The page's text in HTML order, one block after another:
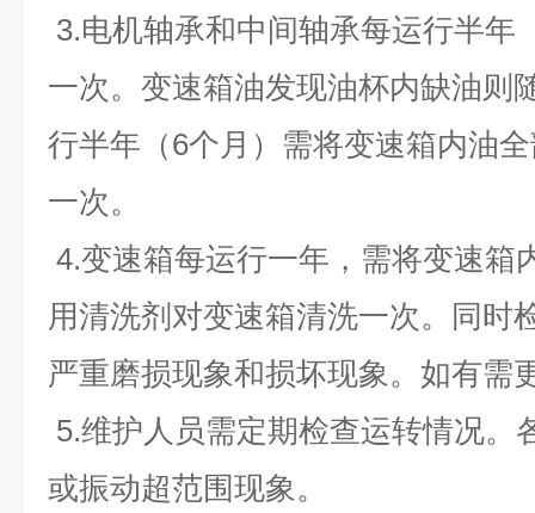
3.电机轴承和中间轴承每运行半年
一次。变速箱油发现油杯内缺油则
行半年（6个月）需将变速箱内油
一次。
4.变速箱每运行一年，需将变速箱
用清洗剂对变速箱清洗一次。同时
严重磨损现象和损坏现象。如有
5.维护人员需定期检查运转情况。
或振动超范围现象。